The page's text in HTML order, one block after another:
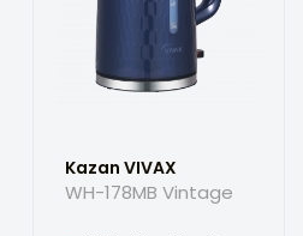
Kazan VIVAX
WH-178MB Vintage